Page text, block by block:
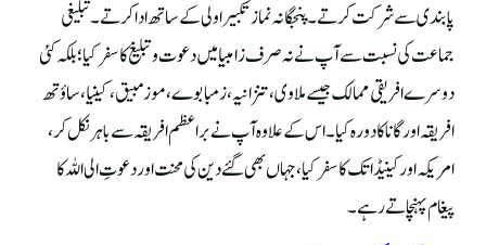
پابندی سے شرکت کرتے۔ پنجگانہ نماز تکبیر اولی کے ساتھ ادا کرتے۔ تبلیغی
جماعت کی نسبت سے آپ نے نہ صرف زامبیا میں دعوت و تبلیغ کا سفر کیا؛ بلکہ کئی
دوسرے افریقی ممالک جیسے ملاوی، تنزانیہ، زمبابوے، موزمبیق، کینیا، ساؤتھ
افریقہ اور گانا کا دورہ کیا۔ اس کے علاوہ آپ نے براعظم افریقہ سے باہر نکل کر،
امریکہ اور کینیڈا تک کا سفر کیا، جہاں بھی گئے دین کی محنت اور دعوتِ الی اللہ کا
پیغام پہنچاتے رہے۔